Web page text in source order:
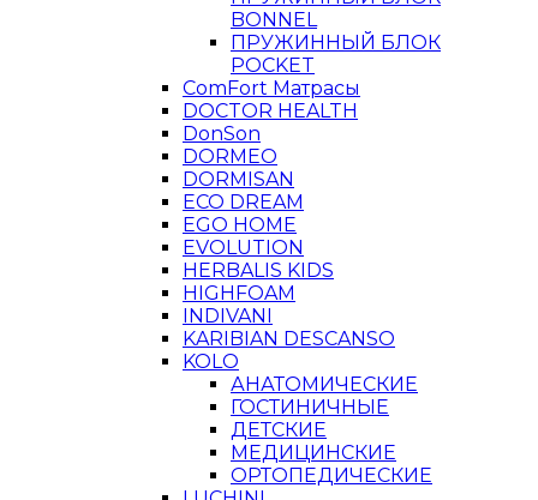
BONNEL
ПРУЖИННЫЙ БЛОК
POCKET
ComFort Матрасы
DOCTOR HEALTH
DonSon
DORMEO
DORMISAN
ECO DREAM
EGO HOME
EVOLUTION
HERBALIS KIDS
HIGHFOAM
INDIVANI
KARIBIAN DESCANSO
KOLO
АНАТОМИЧЕСКИЕ
ГОСТИНИЧНЫЕ
ДЕТСКИЕ
МЕДИЦИНСКИЕ
ОРТОПЕДИЧЕСКИЕ